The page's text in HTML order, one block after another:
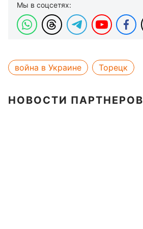
Мы в соцсетях:
война в Украине Торецк
НОВОСТИ ПАРТНЕРОВ